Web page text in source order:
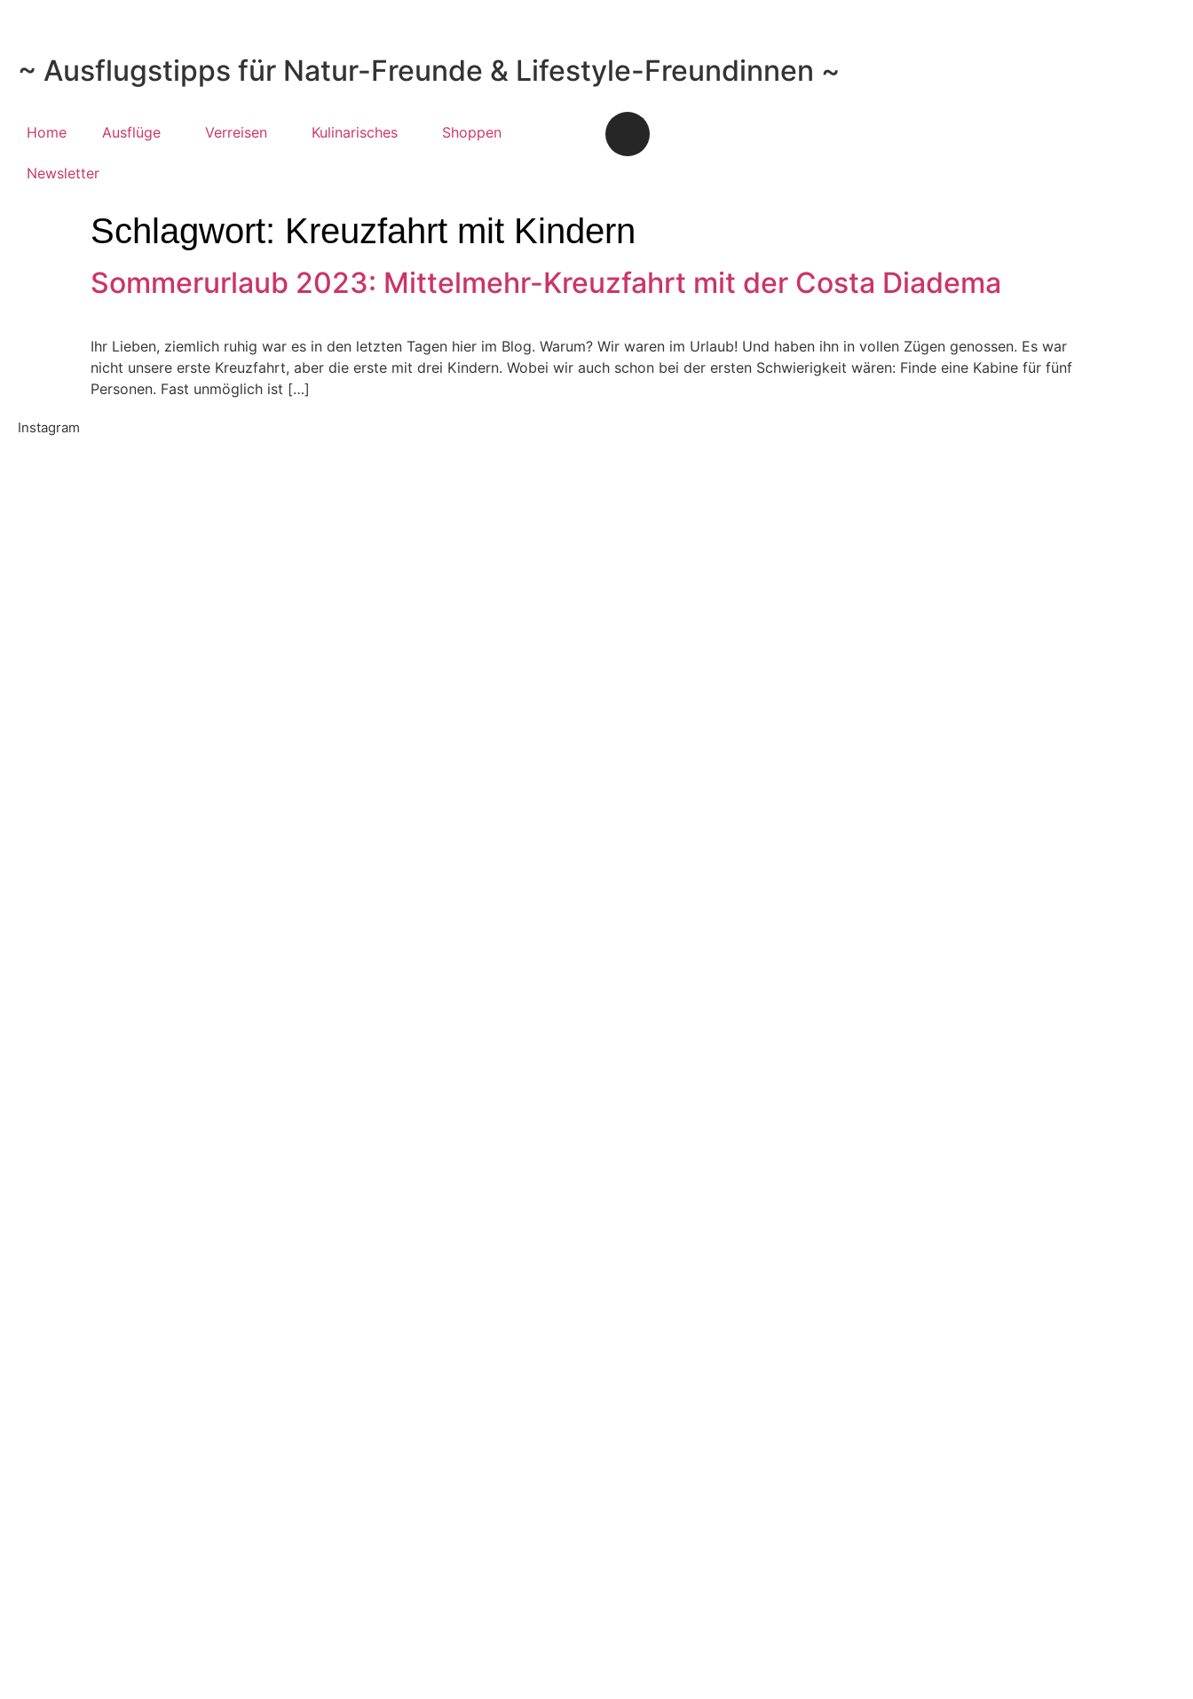
~ Ausflugstipps für Natur-Freunde & Lifestyle-Freundinnen ~
Home Ausflüge Verreisen Kulinarisches Shoppen
Newsletter
Schlagwort: Kreuzfahrt mit Kindern
Sommerurlaub 2023: Mittelmehr-Kreuzfahrt mit der Costa Diadema
Ihr Lieben, ziemlich ruhig war es in den letzten Tagen hier im Blog. Warum? Wir waren im Urlaub! Und haben ihn in vollen Zügen genossen. Es war
nicht unsere erste Kreuzfahrt, aber die erste mit drei Kindern. Wobei wir auch schon bei der ersten Schwierigkeit wären: Finde eine Kabine für fünf
Personen. Fast unmöglich ist […]
Instagram